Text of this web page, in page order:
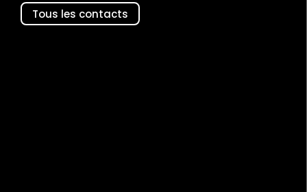
Tous les contacts